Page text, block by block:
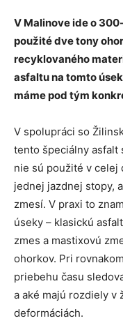
V Malinove ide o
použité dve tony
recyklovaného
asfaltu na tomto
máme pod tým
V spolupráci so
tento špeciálny asfalt
nie sú použité v celej
jednej jazdnej stopy,
zmesí. V praxi to
úseky – klasickú
zmes a mastixovú
ohorkov. Pri
priebehu času
a aké majú rozdiely v
deformáciách.